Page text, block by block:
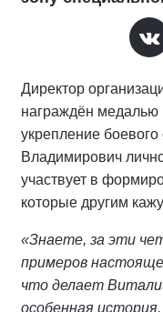
Директор
награждён
укрепление боевого
Владимирович
участвует в
которые другим
«Знаете, за эти
примеров
что делает
особенная